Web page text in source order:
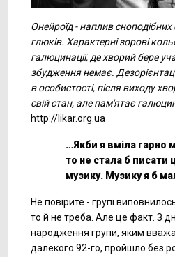
Онейроїд - наплив
глюків. Характернi зорові
галюцинації, де хворий бере
збудження немає.
в особистості, після виходу
свій стан, але пам'ятає
http://likar.org.ua
…Якби я вміла гарно
то не стала б писати
музику. Музику я б
Не повірите - групі
то й не треба. Але це факт. З
народження групи, яким
далекого 92-го, пройшло без